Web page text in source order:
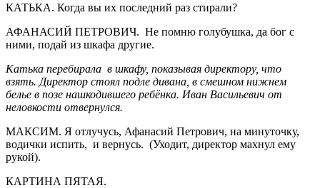
КАТЬКА. Когда вы их последний раз стирали?
АФАНАСИЙ ПЕТРОВИЧ. Не помню голубушка, да бог с
ними, подай из шкафа другие.
Катька перебирала в шкафу, показывая директору, что
взять. Директор стоял подле дивана, в смешном нижнем
белье в позе нашкодившего ребёнка. Иван Васильевич от
неловкости отвернулся.
МАКСИМ. Я отлучусь, Афанасий Петрович, на минуточку,
водички испить, и вернусь. (Уходит, директор махнул ему
рукой).
КАРТИНА ПЯТАЯ.